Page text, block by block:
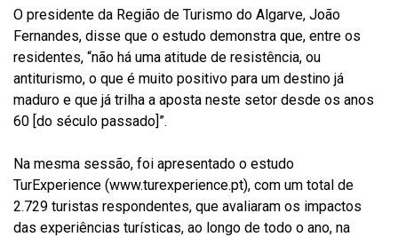
O presidente da Região de Turismo do Algarve, João
Fernandes, disse que o estudo demonstra que, entre os
residentes, “não há uma atitude de resistência, ou
antiturismo, o que é muito positivo para um destino já
maduro e que já trilha a aposta neste setor desde os anos
60 [do século passado]”.
Na mesma sessão, foi apresentado o estudo
TurExperience (www.turexperience.pt), com um total de
2.729 turistas respondentes, que avaliaram os impactos
das experiências turísticas, ao longo de todo o ano, na